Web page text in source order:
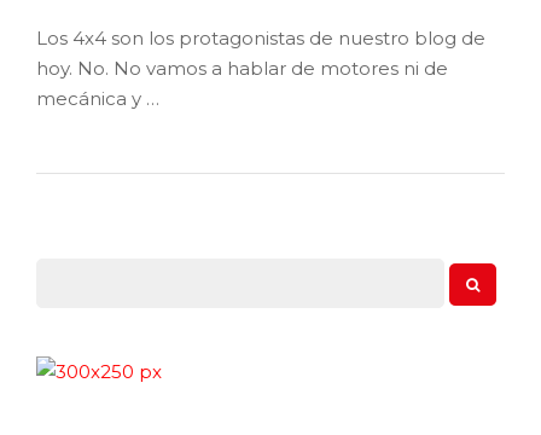
Los 4x4 son los protagonistas de nuestro blog de
hoy. No. No vamos a hablar de motores ni de
mecánica y …